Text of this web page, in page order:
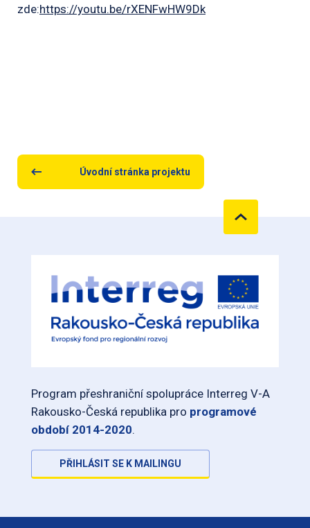
zde:https://youtu.be/rXENFwHW9Dk
Úvodní stránka projektu
Program přeshraniční spolupráce Interreg V-A
Rakousko-Česká republika pro programové
období 2014-2020.
PŘIHLÁSIT SE K MAILINGU